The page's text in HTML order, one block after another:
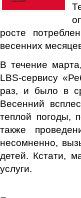
росте
весенних
В течение
LBS-сервису
раз, и было в
Весенний
теплой погоды,
также
несомненно,
детей. Кстати,
услуги.